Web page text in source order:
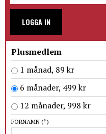
LOGGA IN
Plusmedlem
1 månad, 89 kr
6 månader, 499 kr
12 månader, 998 kr
FÖRNAMN (*)